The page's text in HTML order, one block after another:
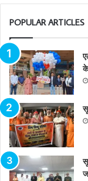
POPULAR ARTICLES